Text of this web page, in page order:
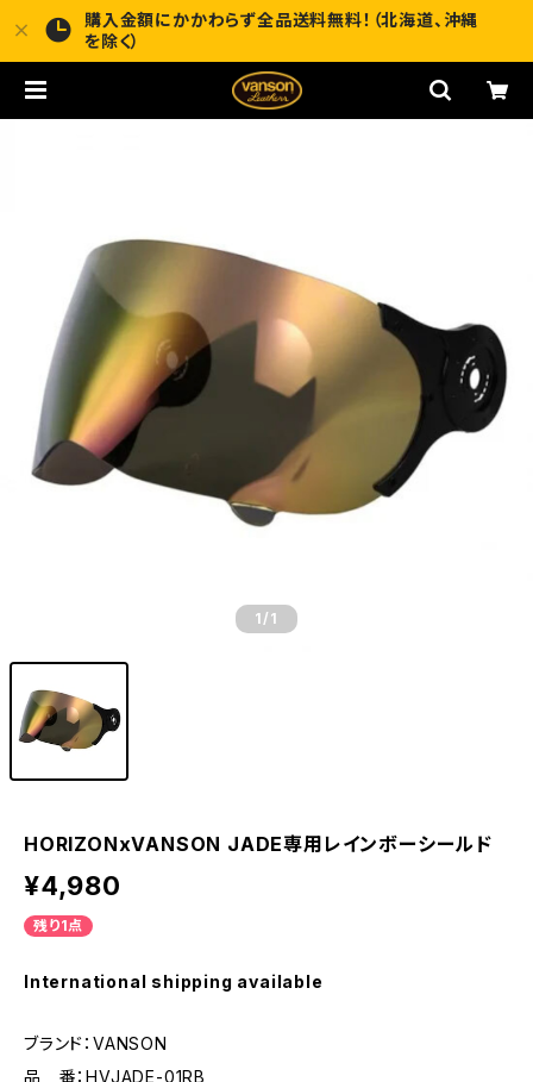
購入金額にかかわらず全品送料無料！（北海道、沖縄
を除く）
1 /1
HORIZONxVANSON JADE専用レインボーシールド
¥4,980
残り1点
International shipping available
ブランド：VANSON
品 番：HVJADE-01RB